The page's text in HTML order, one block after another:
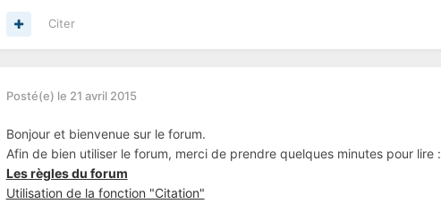
Citer
Posté(e) le 21 avril 2015
Bonjour et bienvenue sur le forum.
Afin de bien utiliser le forum, merci de prendre quelques minutes pour lire :
Les règles du forum
Utilisation de la fonction "Citation"